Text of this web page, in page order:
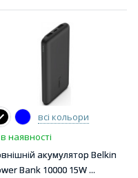
всі кольори
в наявності
акумулятор Belkin
Bank 10000 15W ...